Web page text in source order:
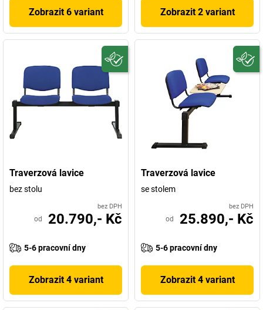
Zobrazit 6 variant Zobrazit 2 variant
Traverzová lavice
bez stolu
bez DPH
od 20.790,- Kč
5-6 pracovní dny
Zobrazit 4 variant
Traverzová lavice
se stolem
bez DPH
od 25.890,- Kč
5-6 pracovní dny
Zobrazit 4 variant